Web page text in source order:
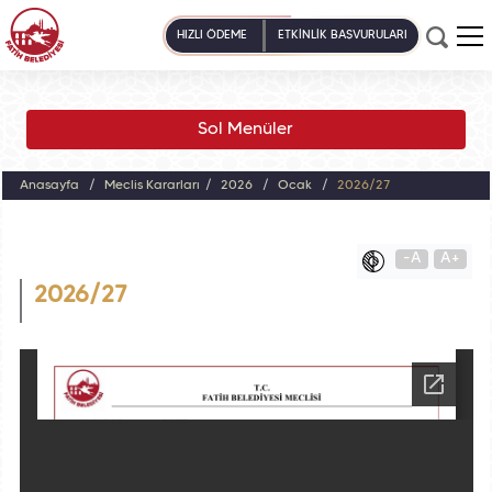
HIZLI ÖDEME ETKİNLİK BAŞVURULARI
Sol Menüler
Anasayfa Meclis Kararları 2026 Ocak 2026/27
-A A+
2026/27